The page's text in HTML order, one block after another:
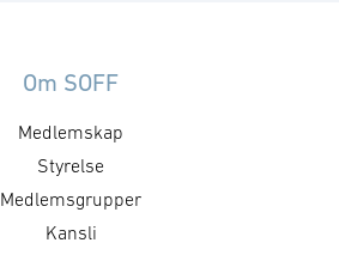
Om SOFF
Medlemskap
Styrelse
Medlemsgrupper
Kansli